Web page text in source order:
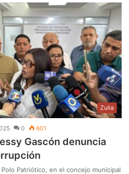
Zulia
0 601
Gascón denuncia
Patriótico, en el concejo municipal